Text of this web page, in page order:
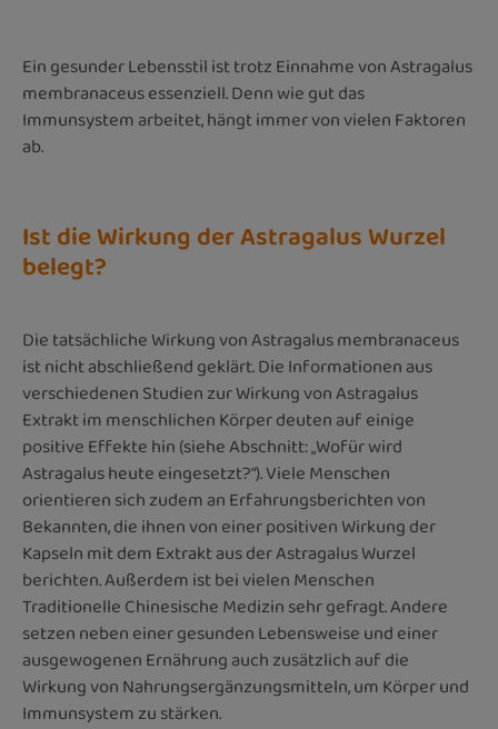
Ein gesunder Lebensstil ist trotz Einnahme von Astragalus
membranaceus essenziell. Denn wie gut das
Immunsystem arbeitet, hängt immer von vielen Faktoren
ab.
Ist die Wirkung der Astragalus Wurzel
belegt?
Die tatsächliche Wirkung von Astragalus membranaceus
ist nicht abschließend geklärt. Die Informationen aus
verschiedenen Studien zur Wirkung von Astragalus
Extrakt im menschlichen Körper deuten auf einige
positive Effekte hin (siehe Abschnitt: „Wofür wird
Astragalus heute eingesetzt?“). Viele Menschen
orientieren sich zudem an Erfahrungsberichten von
Bekannten, die ihnen von einer positiven Wirkung der
Kapseln mit dem Extrakt aus der Astragalus Wurzel
berichten. Außerdem ist bei vielen Menschen
Traditionelle Chinesische Medizin sehr gefragt. Andere
setzen neben einer gesunden Lebensweise und einer
ausgewogenen Ernährung auch zusätzlich auf die
Wirkung von Nahrungsergänzungsmitteln, um Körper und
Immunsystem zu stärken.